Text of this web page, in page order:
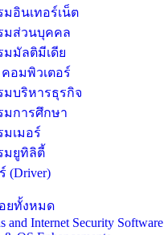
มอินเทอร์เน็ต
มส่วนบุคคล
มมัลติมีเดีย
คอมพิวเตอร์
มบริหารธุรกิจ
มการศึกษา
มเมอร์
มยูทิลิตี้
(Driver)
ยทั้งหมด
and Internet Security Software